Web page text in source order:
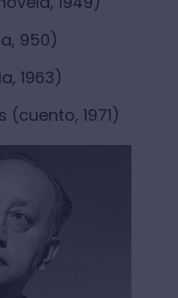
950)
1963)
1971)